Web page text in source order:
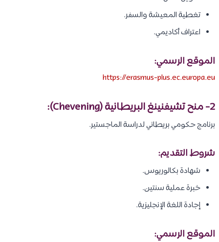
تغطية المعيشة والسفر.
اعتراف أكاديمي.
الموقع الرسمي:
https://erasmus-plus.ec.europa.eu
2- منح تشيفنينغ البريطانية (Chevening):
برنامج حكومي بريطاني لدراسة الماجستير.
شروط التقديم:
شهادة بكالوريوس.
خبرة عملية سنتين.
إجادة اللغة الإنجليزية.
الموقع الرسمي: